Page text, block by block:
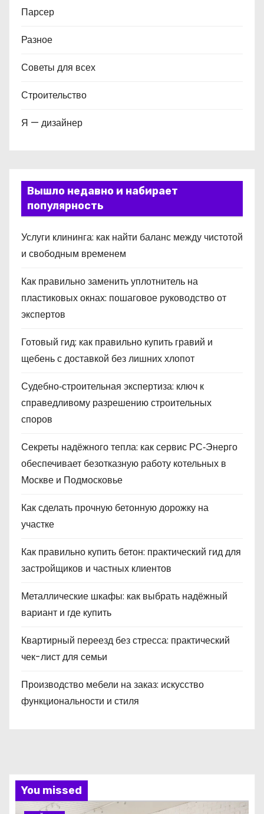
Парсер
Разное
Советы для всех
Строительство
Я — дизайнер
Вышло недавно и набирает
популярность
Услуги клининга: как найти баланс между чистотой
и свободным временем
Как правильно заменить уплотнитель на
пластиковых окнах: пошаговое руководство от
экспертов
Готовый гид: как правильно купить гравий и
щебень с доставкой без лишних хлопот
Судебно‑строительная экспертиза: ключ к
справедливому разрешению строительных
споров
Секреты надёжного тепла: как сервис РС‑Энерго
обеспечивает безотказную работу котельных в
Москве и Подмосковье
Как сделать прочную бетонную дорожку на
участке
Как правильно купить бетон: практический гид для
застройщиков и частных клиентов
Металлические шкафы: как выбрать надёжный
вариант и где купить
Квартирный переезд без стресса: практический
чек-лист для семьи
Производство мебели на заказ: искусство
функциональности и стиля
You missed